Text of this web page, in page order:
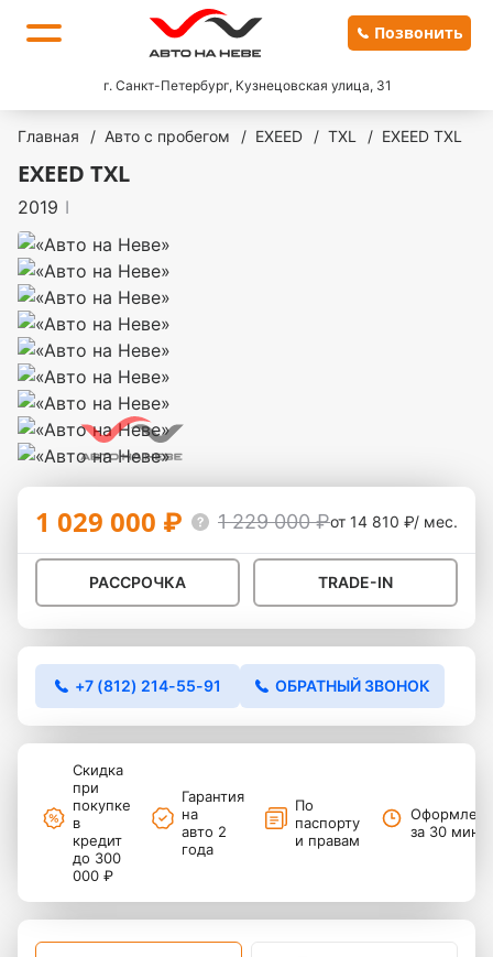
г. Санкт-Петербург, Кузнецовская улица, 31
Позвонить
Главная / Авто с пробегом / EXEED / TXL / EXEED TXL
EXEED TXL
2019 I
1 029 000 ₽ 1 229 000 ₽от 14 810 ₽/ мес.
РАССРОЧКА TRADE-IN
+7 (812) 214-55-91 ОБРАТНЫЙ ЗВОНОК
Скидка
при
покупке
в
кредит
до 300
000 ₽
Гарантия
на
авто 2
года
По
паспорту
и правам
за 30